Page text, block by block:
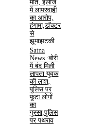
मौत, इलाज
में लापरवाही
का आरोप,
हंगामा,डॉक्टर
से
झूमाझटकी
Satna
News :बोरी
में बंद मिली
लापता युवक
की लाश,
पुलिस पर
फूटा लोगों
का
गुस्सा,पुलिस
पर पथराव